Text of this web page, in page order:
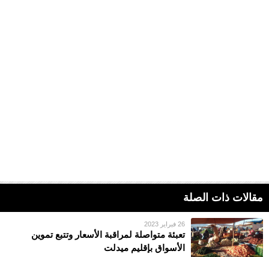
مقالات ذات الصلة
26 فبراير 2023
تعبئة متواصلة لمراقبة الأسعار وتتبع تموين
الأسواق بإقليم ميدلت